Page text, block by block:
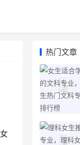
热门文章